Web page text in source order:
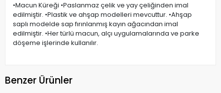
•Macun Küreği •Paslanmaz çelik ve yay çeliğinden imal
edilmiştir. •Plastik ve ahşap modelleri mevcuttur. •Ahşap
saplı modelde sap fırınlanmış kayın ağacından imal
edilmiştir. •Her türlü macun, alçı uygulamalarında ve parke
döşeme işlerinde kullanılır.
Benzer Ürünler